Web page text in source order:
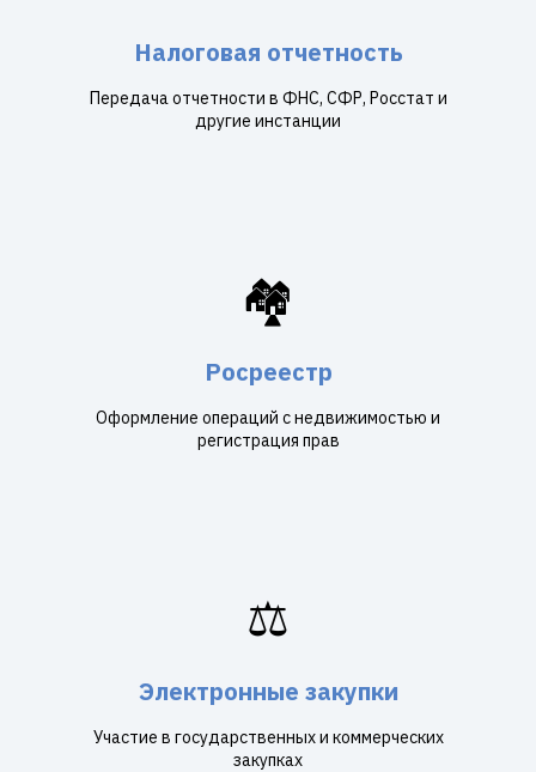
Налоговая отчетность
Передача отчетности в ФНС, СФР, Росстат и
другие инстанции
🏘️
Росреестр
Оформление операций с недвижимостью и
регистрация прав
⚖️
Электронные закупки
Участие в государственных и коммерческих
закупках